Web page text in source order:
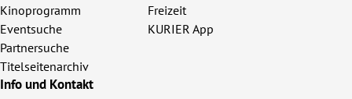
Kinoprogramm
Eventsuche
Partnersuche
Titelseitenarchiv
Freizeit
KURIER App
Info und Kontakt